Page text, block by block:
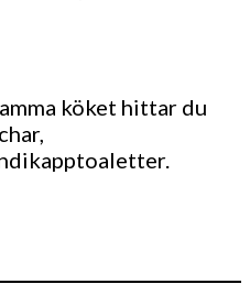
köket hittar du